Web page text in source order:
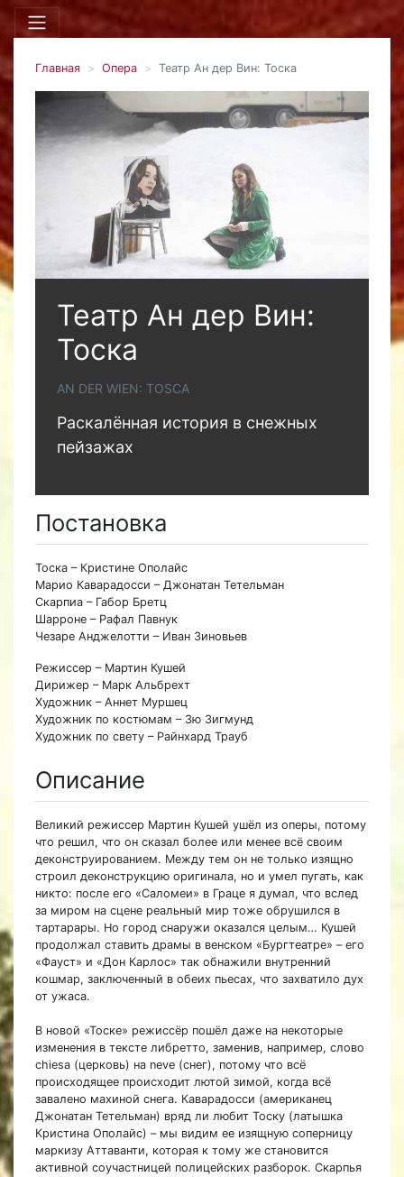
Главная Опера Театр Ан дер Вин: Тоска
Театр Ан дер Вин:
Тоска
АN DER WIEN: TOSCA
Раскалённая история в снежных
пейзажах
Постановка
Тоска – Кристине Ополайс
Марио Каварадосси – Джонатан Тетельман
Скарпиа – Габор Бретц
Шарроне – Рафал Павнук
Чезаре Анджелотти – Иван Зиновьев
Режиссер – Мартин Кушей
Дирижер – Марк Альбрехт
Художник – Аннет Муршец
Художник по костюмам – Зю Зигмунд
Художник по свету – Райнхард Трауб
Описание
Великий режиссер Мартин Кушей ушёл из оперы, потому
что решил, что он сказал более или менее всё своим
деконструированием. Между тем он не только изящно
строил деконструкцию оригинала, но и умел пугать, как
никто: после его «Саломеи» в Граце я думал, что вслед
за миром на сцене реальный мир тоже обрушился в
тартарары. Но город снаружи оказался целым… Кушей
продолжал ставить драмы в венском «Бургтеатре» – его
«Фауст» и «Дон Карлос» так обнажили внутренний
кошмар, заключенный в обеих пьесах, что захватило дух
от ужаса.
В новой «Тоске» режиссёр пошёл даже на некоторые
изменения в тексте либретто, заменив, например, слово
chiesa (церковь) на neve (снег), потому что всё
происходящее происходит лютой зимой, когда всё
завалено махиной снега. Каварадосси (американец
Джонатан Тетельман) вряд ли любит Тоску (латышка
Кристина Ополайс) – мы видим ее изящную соперницу
маркизу Аттаванти, которая к тому же становится
активной соучастницей полицейских разборок. Скарпья